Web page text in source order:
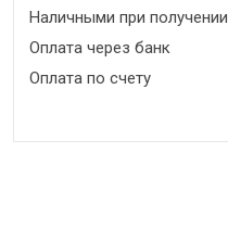
Наличными при получении
Оплата через банк
Оплата по счету